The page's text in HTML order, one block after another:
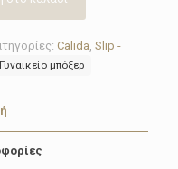
Calida Slip -
Γυναικείο μπόξερ